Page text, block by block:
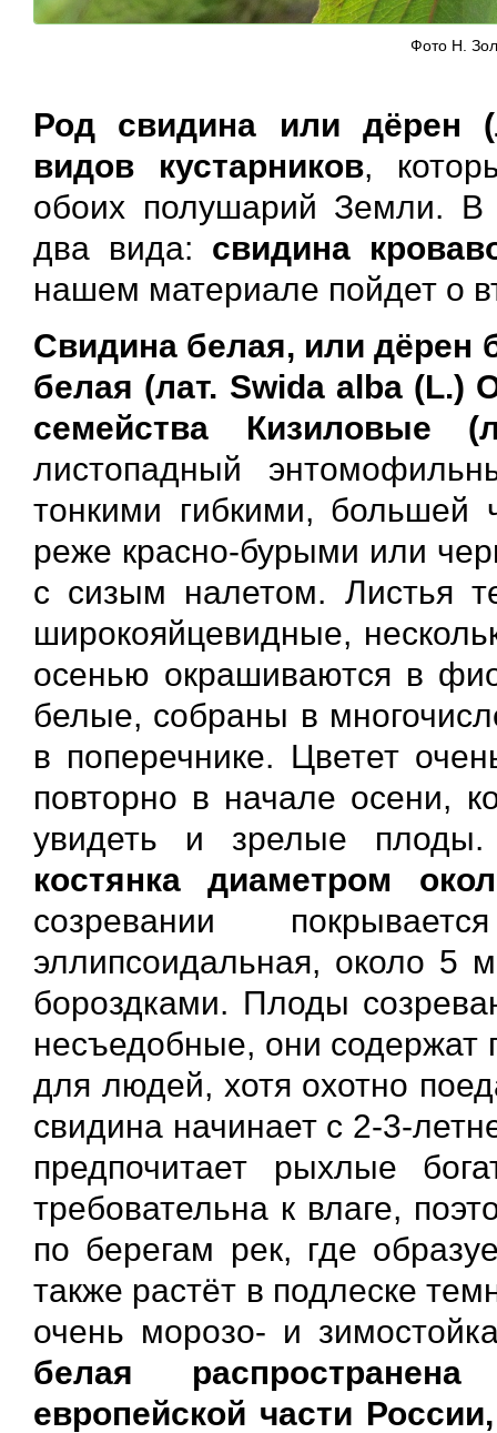
Фото Н.
Род свидина или дёрен
видов кустарников,
обоих полушарий Земли. В
два вида: свидина
нашем материале пойдет о
Свидина белая, или дёрен
белая (лат. Swida alba (L.)
семейства Кизиловые
листопадный
тонкими гибкими, большей
реже красно-бурыми или
с сизым налетом. Листья
широкояйцевидные,
осенью окрашиваются в
белые, собраны в
в поперечнике. Цветет
повторно в начале осени,
увидеть и зрелые
костянка диаметром
созревании
эллипсоидальная, около 5
бороздками. Плоды
несъедобные, они содержат
для людей, хотя охотно
свидина начинает с 2-3-
предпочитает рыхлые
требовательна к влаге,
по берегам рек, где
также растёт в подлеске
очень морозо- и
белая
европейской части